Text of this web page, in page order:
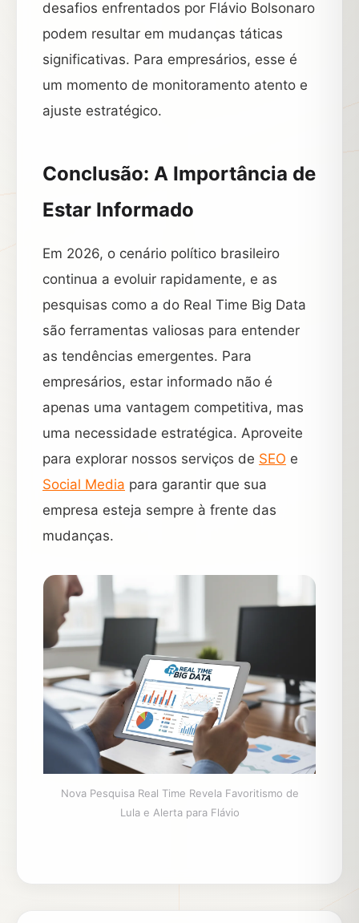
desafios enfrentados por Flávio Bolsonaro
podem resultar em mudanças táticas
significativas. Para empresários, esse é
um momento de monitoramento atento e
ajuste estratégico.
Conclusão: A Importância de
Estar Informado
Em 2026, o cenário político brasileiro
continua a evoluir rapidamente, e as
pesquisas como a do Real Time Big Data
são ferramentas valiosas para entender
as tendências emergentes. Para
empresários, estar informado não é
apenas uma vantagem competitiva, mas
uma necessidade estratégica. Aproveite
para explorar nossos serviços de SEO e
Social Media para garantir que sua
empresa esteja sempre à frente das
mudanças.
Nova Pesquisa Real Time Revela Favoritismo de
Lula e Alerta para Flávio